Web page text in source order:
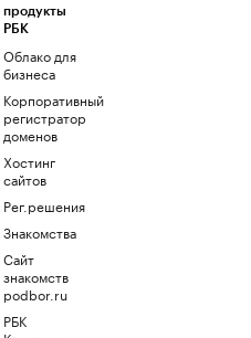
продукты
РБК
Облако для
бизнеса
Корпоративный
регистратор
доменов
Хостинг
сайтов
Рег.решения
Знакомства
Сайт
знакомств
podbor.ru
РБК